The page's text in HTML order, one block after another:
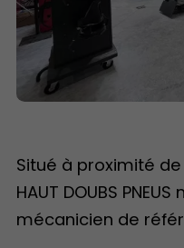
Situé à proximité
HAUT DOUBS
mécanicien de